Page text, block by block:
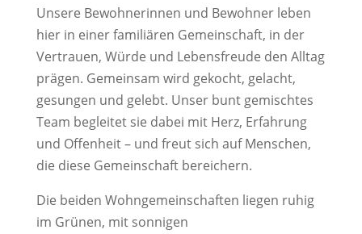
Unsere Bewohnerinnen und Bewohner leben
hier in einer familiären Gemeinschaft, in der
Vertrauen, Würde und Lebensfreude den Alltag
prägen. Gemeinsam wird gekocht, gelacht,
gesungen und gelebt. Unser bunt gemischtes
Team begleitet sie dabei mit Herz, Erfahrung
und Offenheit – und freut sich auf Menschen,
die diese Gemeinschaft bereichern.
Die beiden Wohngemeinschaften liegen ruhig
im Grünen, mit sonnigen